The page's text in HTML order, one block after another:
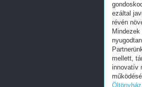
ezáltal
révén
mellett,
innovatív
Öltönyház